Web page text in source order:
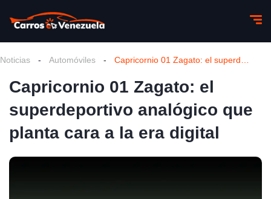
Noticias - Automóviles -
Capricornio 01 Zagato: el
superdeportivo analógico que
planta cara a la era digital